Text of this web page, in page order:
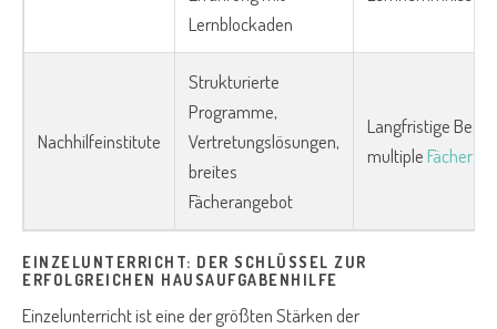
Lernblockaden
Nachhilfeinstitute
Strukturierte
Programme,
Vertretungslösungen,
breites
Fächerangebot
Langfristige
multiple Fächer
EINZELUNTERRICHT: DER SCHLÜSSEL ZUR
ERFOLGREICHEN HAUSAUFGABENHILFE
Einzelunterricht ist eine der größten Stärken der